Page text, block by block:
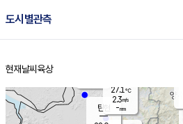
도시별관측
홈
현재날씨 육상
탄현
27.1℃
2.3m/s
-mm